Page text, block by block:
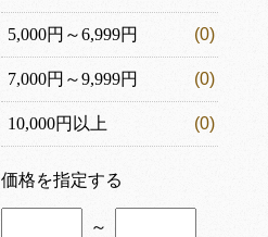
5,000円～6,999円 (0)
7,000円～9,999円 (0)
10,000円以上 (0)
価格を指定する
～